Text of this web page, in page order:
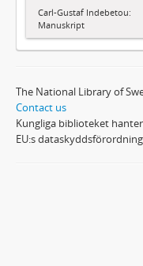
Carl-Gustaf Indebetou:
Manuskript
The National Library of
Contact us
Kungliga biblioteket
EU:s dataskyddsförordning